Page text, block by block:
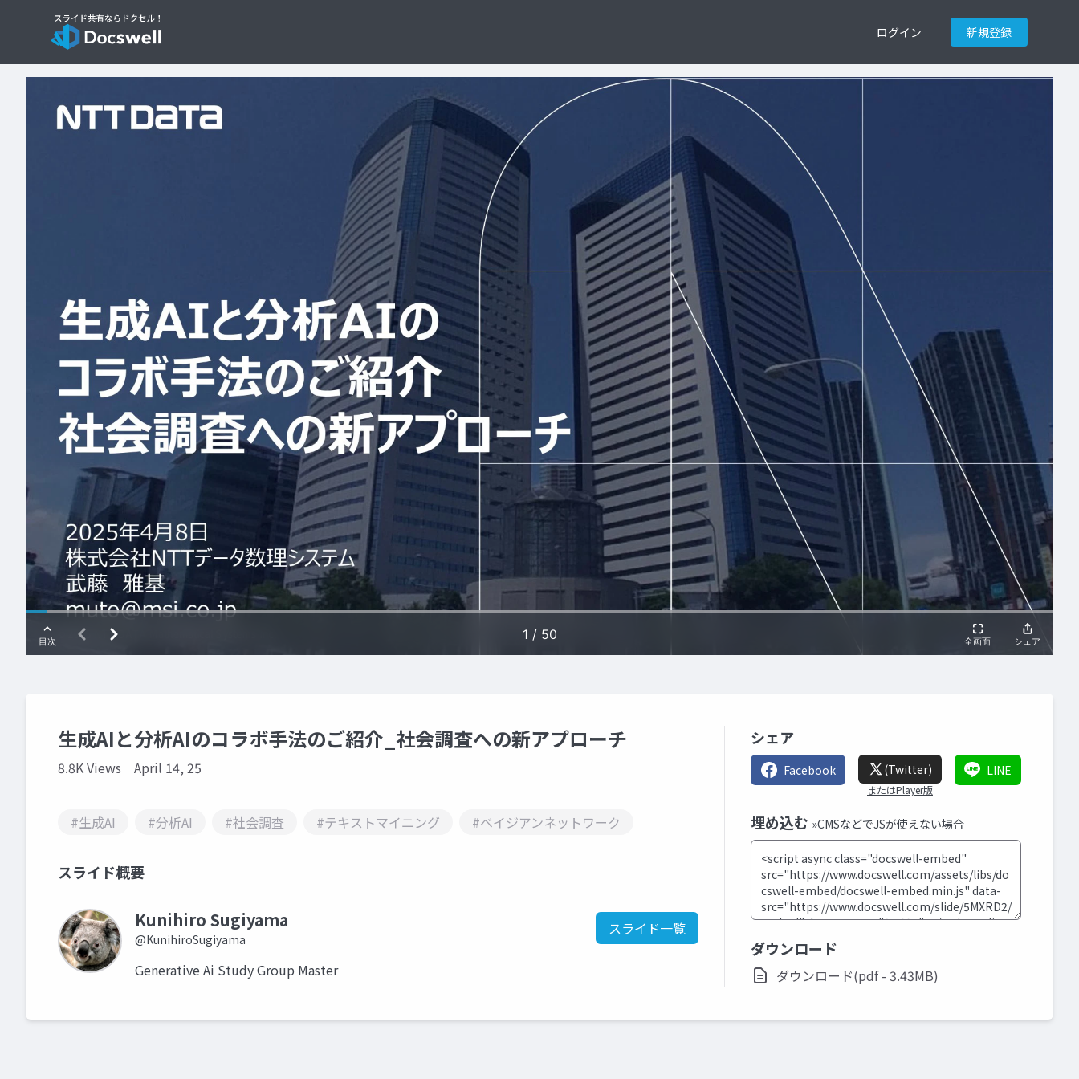
ログイン 新規登録
生成AIと分析AIのコラボ手法のご紹介_社会調査への新アプローチ
8.8K Views April 14, 25
#生成AI #分析AI #社会調査 #テキストマイニング #ベイジアンネットワーク
スライド概要
Kunihiro Sugiyama
@KunihiroSugiyama
スライド一覧
Generative Ai Study Group Master
シェア
Facebook (Twitter)
またはPlayer版
LINE
埋め込む »CMSなどでJSが使えない場合
ダウンロード
ダウンロード(pdf - 3.43MB)